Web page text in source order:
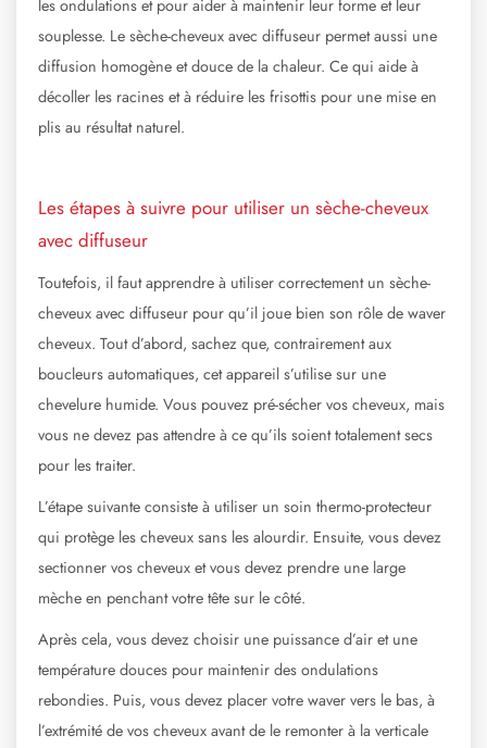
les ondulations et pour aider à maintenir leur forme et leur
souplesse. Le sèche-cheveux avec diffuseur permet aussi une
diffusion homogène et douce de la chaleur. Ce qui aide à
décoller les racines et à réduire les frisottis pour une mise en
plis au résultat naturel.
Les étapes à suivre pour utiliser un sèche-cheveux
avec diffuseur
Toutefois, il faut apprendre à utiliser correctement un sèche-
cheveux avec diffuseur pour qu’il joue bien son rôle de waver
cheveux. Tout d’abord, sachez que, contrairement aux
boucleurs automatiques, cet appareil s’utilise sur une
chevelure humide. Vous pouvez pré-sécher vos cheveux, mais
vous ne devez pas attendre à ce qu’ils soient totalement secs
pour les traiter.
L’étape suivante consiste à utiliser un soin thermo-protecteur
qui protège les cheveux sans les alourdir. Ensuite, vous devez
sectionner vos cheveux et vous devez prendre une large
mèche en penchant votre tête sur le côté.
Après cela, vous devez choisir une puissance d’air et une
température douces pour maintenir des ondulations
rebondies. Puis, vous devez placer votre waver vers le bas, à
l’extrémité de vos cheveux avant de le remonter à la verticale